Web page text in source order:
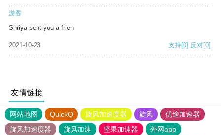
游客
Shriya sent you a frien
2021-10-23 支持[0] 反对[0]
友情链接
网站地图 QuickQ 旋风加速度器 旋风
优途加速器
旋风加速度器
旋风加速 坚果加速器
外网app